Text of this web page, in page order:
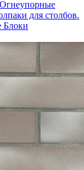
Огнеупорные
для столбов.
Блоки